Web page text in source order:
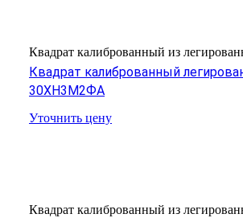
Квадрат калиброванный из
Квадрат калиброванный
30ХН3М2ФА
Уточнить цену
Квадрат калиброванный из